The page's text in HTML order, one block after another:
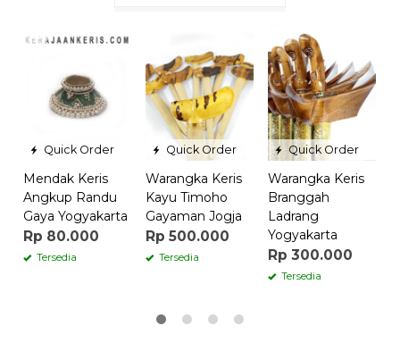
Quick Order
Mendak Keris
Angkup Randu
Gaya Yogyakarta
Rp 80.000
Tersedia
Quick Order
Warangka Keris
Kayu Timoho
Gayaman Jogja
Rp 500.000
Tersedia
Quick Order
Warangka Keris
Branggah
Ladrang
Yogyakarta
Rp 300.000
Tersedia